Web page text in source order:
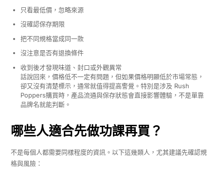
只看最低價，忽略來源
沒確認保存期限
把不同規格當成同一款
沒注意是否有退換條件
收到後才發現味道、封口或外觀異常
話說回來，價格低不一定有問題，但如果價格明顯低於市場常態，
卻又沒有清楚標示，通常就值得提高警覺。特別是涉及 Rush
Poppers購買時，產品流通與保存狀態會直接影響體驗，不是單靠
品牌名就能判斷。
哪些人適合先做功課再買？
不是每個人都需要同樣程度的資訊。以下這幾類人，尤其建議先確認規
格與風險：